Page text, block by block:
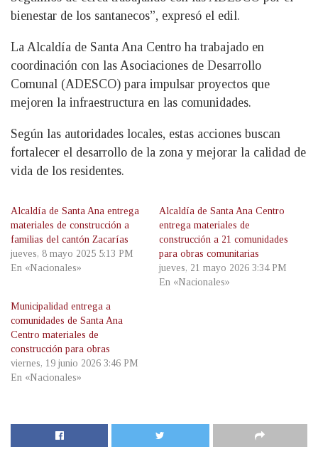
bienestar de los santanecos”, expresó el edil.
La Alcaldía de Santa Ana Centro ha trabajado en
coordinación con las Asociaciones de Desarrollo
Comunal (ADESCO) para impulsar proyectos que
mejoren la infraestructura en las comunidades.
Según las autoridades locales, estas acciones buscan
fortalecer el desarrollo de la zona y mejorar la calidad de
vida de los residentes.
Alcaldía de Santa Ana entrega
materiales de construcción a
familias del cantón Zacarías
jueves, 8 mayo 2025 5:13 PM
En «Nacionales»
Alcaldía de Santa Ana Centro
entrega materiales de
construcción a 21 comunidades
para obras comunitarias
jueves, 21 mayo 2026 3:34 PM
En «Nacionales»
Municipalidad entrega a
comunidades de Santa Ana
Centro materiales de
construcción para obras
viernes, 19 junio 2026 3:46 PM
En «Nacionales»